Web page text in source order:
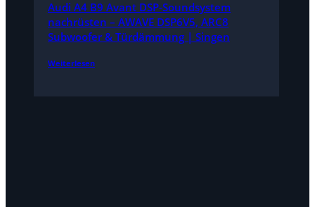
Audi A4 B9 Avant DSP-Soundsystem
nachrüsten – AWAVE DSP6V5, ARC8
Subwoofer & Türdämmung | Singen
Weiterlesen